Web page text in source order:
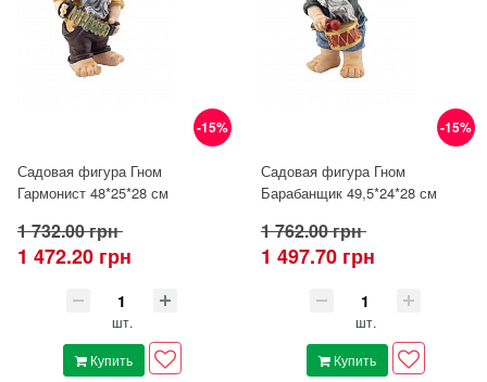
-15%
Садовая фигура Гном
Гармонист 48*25*28 см
1 732.00 грн
1 472.20 грн
шт.
Купить
-15%
Садовая фигура Гном
Барабанщик 49,5*24*28 см
1 762.00 грн
1 497.70 грн
шт.
Купить